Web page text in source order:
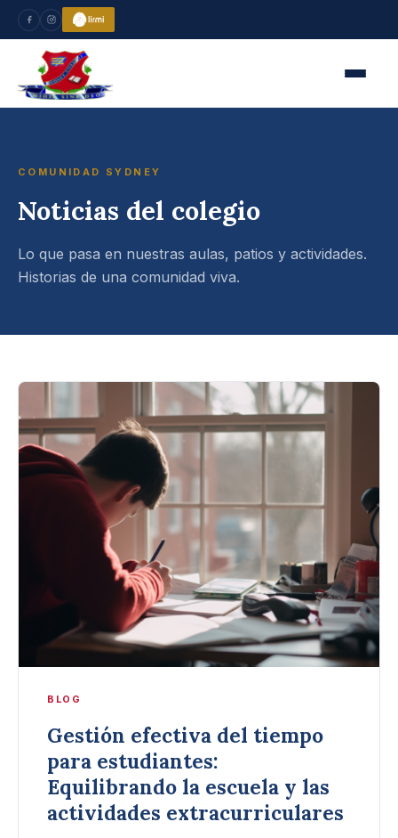
COMUNIDAD SYDNEY
Noticias del colegio
Lo que pasa en nuestras aulas, patios y actividades.
Historias de una comunidad viva.
BLOG
Gestión efectiva del tiempo
para estudiantes:
Equilibrando la escuela y las
actividades extracurriculares